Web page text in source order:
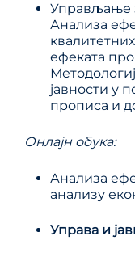
Управљање
Анализа
ефеката
јавности у
прописа и
Онлајн обука:
Анализа
анализу
Управа и